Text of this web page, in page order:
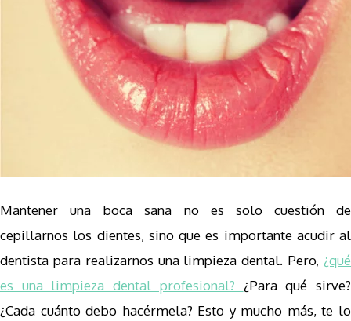
Mantener una boca sana no es solo cuestión de
cepillarnos los dientes, sino que es importante acudir al
dentista para realizarnos una limpieza dental. Pero, ¿qué
es una limpieza dental profesional? ¿Para qué sirve?
¿Cada cuánto debo hacérmela? Esto y mucho más, te lo